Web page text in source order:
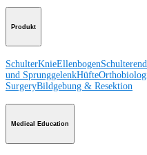
Produkt
SchulterKnieEllenbogen
und SprunggelenkHüfte
SurgeryBildgebung & Resektion
Medical Education